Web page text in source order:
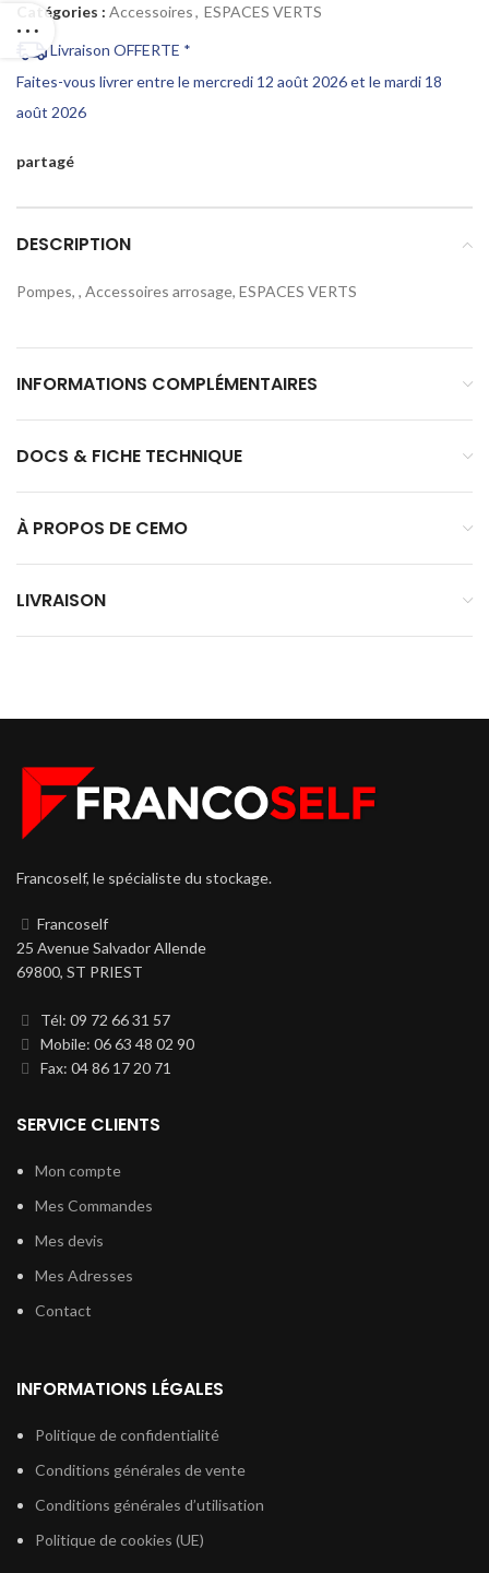
Catégories : Accessoires, ESPACES VERTS
Livraison OFFERTE *
Faites-vous livrer entre le mercredi 12 août 2026 et le mardi 18
août 2026
partagé
DESCRIPTION
Pompes, , Accessoires arrosage, ESPACES VERTS
INFORMATIONS COMPLÉMENTAIRES
DOCS & FICHE TECHNIQUE
À PROPOS DE CEMO
LIVRAISON
Francoself, le spécialiste du stockage.
Francoself
25 Avenue Salvador Allende
69800, ST PRIEST
Tél: 09 72 66 31 57
Mobile: 06 63 48 02 90
Fax: 04 86 17 20 71
SERVICE CLIENTS
Mon compte
Mes Commandes
Mes devis
Mes Adresses
Contact
INFORMATIONS LÉGALES
Politique de confidentialité
Conditions générales de vente
Conditions générales d’utilisation
Politique de cookies (UE)